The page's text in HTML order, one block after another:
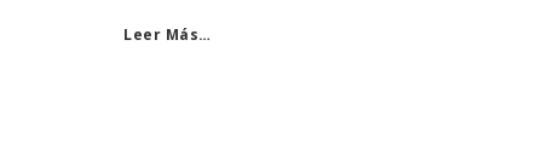
Leer Más…